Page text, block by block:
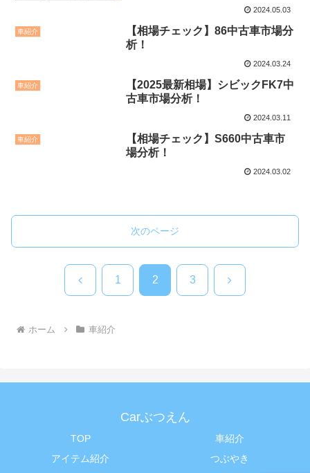
2024.05.03
車紹介
【相場チェック】86中古車市場分
析！
2024.03.24
車紹介
【2025最新相場】シビックFK7中
古車市場分析！
2024.03.11
車紹介
【相場チェック】S660中古車市
場分析！
2024.03.02
次のページ
前 1 2 3 次
ホーム 車紹介
Carぶつえん
TOP
車紹介
アイテム紹介
つぶやき